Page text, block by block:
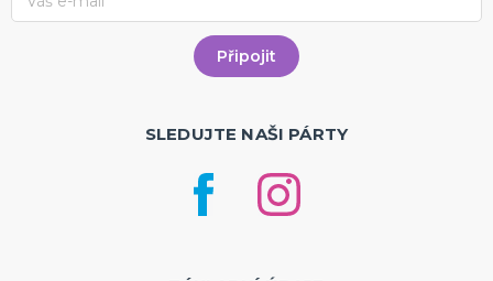
SLEDUJTE NAŠI PÁRTY